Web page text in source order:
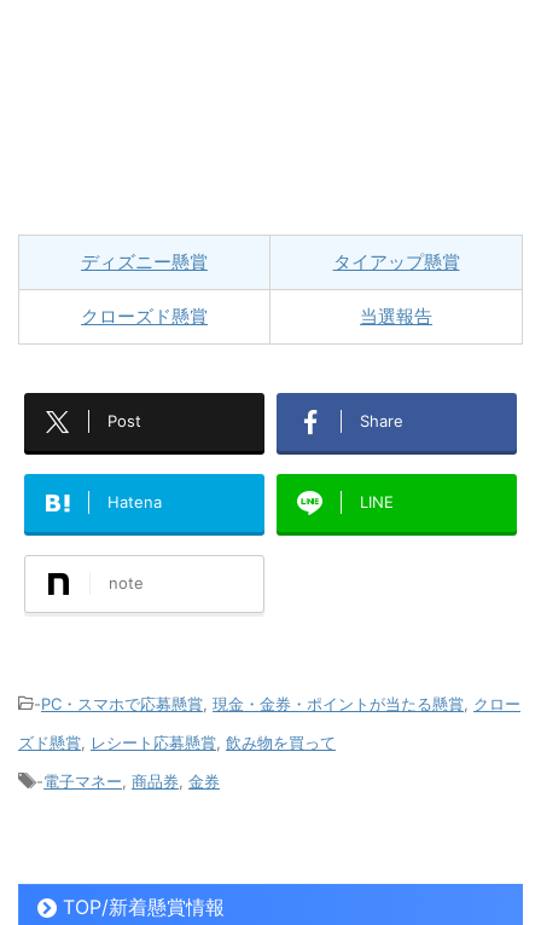
ディズニー懸賞 タイアップ懸賞
クローズド懸賞 当選報告
Post Share
Hatena LINE
note
-PC・スマホで応募懸賞 現金・金券・ポイントが当たる懸賞 クロー
ズド懸賞
レシート応募懸賞 飲み物を買って
-電子マネー 商品券 金券
TOP/新着懸賞情報